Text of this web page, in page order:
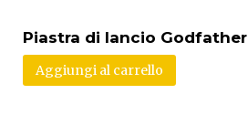
Piastra di lancio Godfather
Aggiungi al carrello